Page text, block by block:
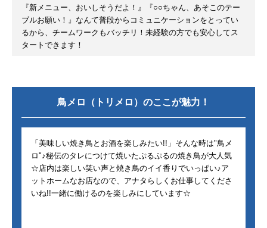
『新メニュー、おいしそうだよ！』『○○ちゃん、あそこのテー
ブルお願い！』なんて普段からコミュニケーションをとってい
るから、チームワークもバッチリ！未経験の方でも安心してス
タートできます！
鳥メロ（トリメロ） のここが魅力！
「美味しい焼き鳥とお酒を楽しみたい!!」そんな時は"鳥メ
ロ"♪秘伝のタレにつけて焼いたぷるぷるの焼き鳥が大人気
☆店内は楽しい笑い声と焼き鳥のイイ香りでいっぱい♪ア
ットホームなお店なので、アナタらしくお仕事してくださ
いね!!一緒に働けるのを楽しみにしています☆